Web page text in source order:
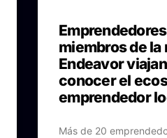
miembros de la
Endeavor
conocer el
emprendedor
Más de 20